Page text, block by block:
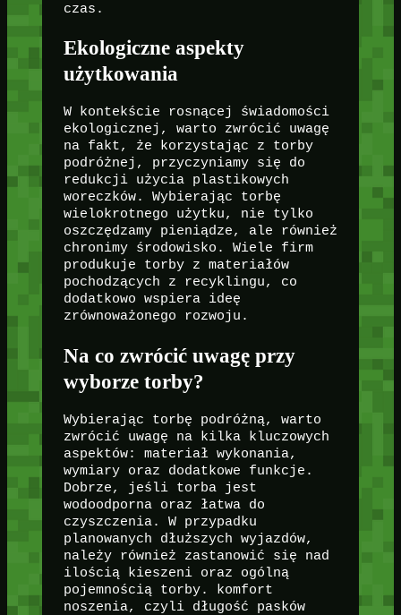
czas.
Ekologiczne aspekty
użytkowania
W kontekście rosnącej świadomości
ekologicznej, warto zwrócić uwagę
na fakt, że korzystając z torby
podróżnej, przyczyniamy się do
redukcji użycia plastikowych
woreczków. Wybierając torbę
wielokrotnego użytku, nie tylko
oszczędzamy pieniądze, ale również
chronimy środowisko. Wiele firm
produkuje torby z materiałów
pochodzących z recyklingu, co
dodatkowo wspiera ideę
zrównoważonego rozwoju.
Na co zwrócić uwagę przy
wyborze torby?
Wybierając torbę podróżną, warto
zwrócić uwagę na kilka kluczowych
aspektów: materiał wykonania,
wymiary oraz dodatkowe funkcje.
Dobrze, jeśli torba jest
wodoodporna oraz łatwa do
czyszczenia. W przypadku
planowanych dłuższych wyjazdów,
należy również zastanowić się nad
ilością kieszeni oraz ogólną
pojemnością torby. komfort
noszenia, czyli długość pasków